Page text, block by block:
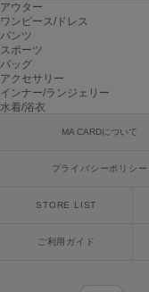
NOWNS
ナウンス
null.
ヌル
Onitsuka Tiger
オニツカ タイガー
アウター
ワンピース/ドレス
パンツ
スポーツ
バッグ
アクセサリー
インナー/ランジェリー
水着/浴衣
MA CARDについて
プライバシーポリシー
STORE LIST
ご利用ガイド